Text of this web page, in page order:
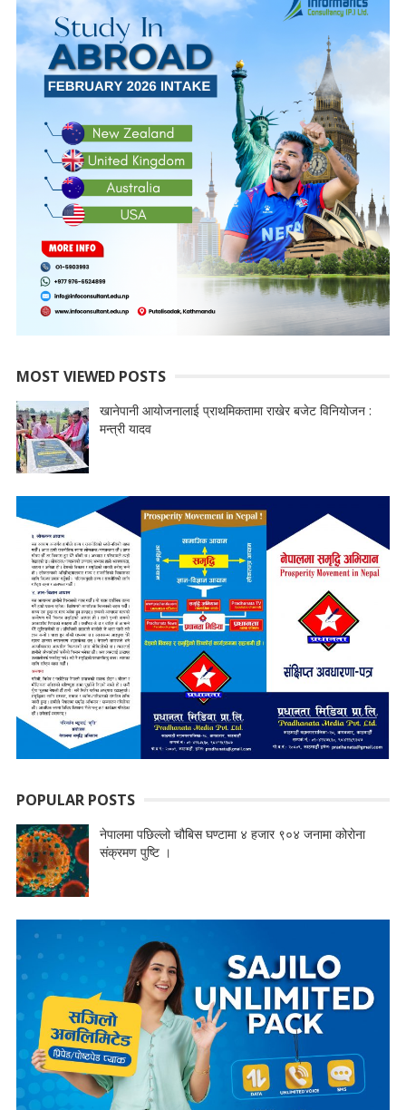
MOST VIEWED POSTS
खानेपानी आयोजनालाई प्राथमिकतामा राखेर बजेट विनियोजन :
मन्त्री यादव
POPULAR POSTS
नेपालमा पछिल्लो चौबिस घण्टामा ४ हजार ९०४ जनामा कोरोना
संक्रमण पुष्टि ।